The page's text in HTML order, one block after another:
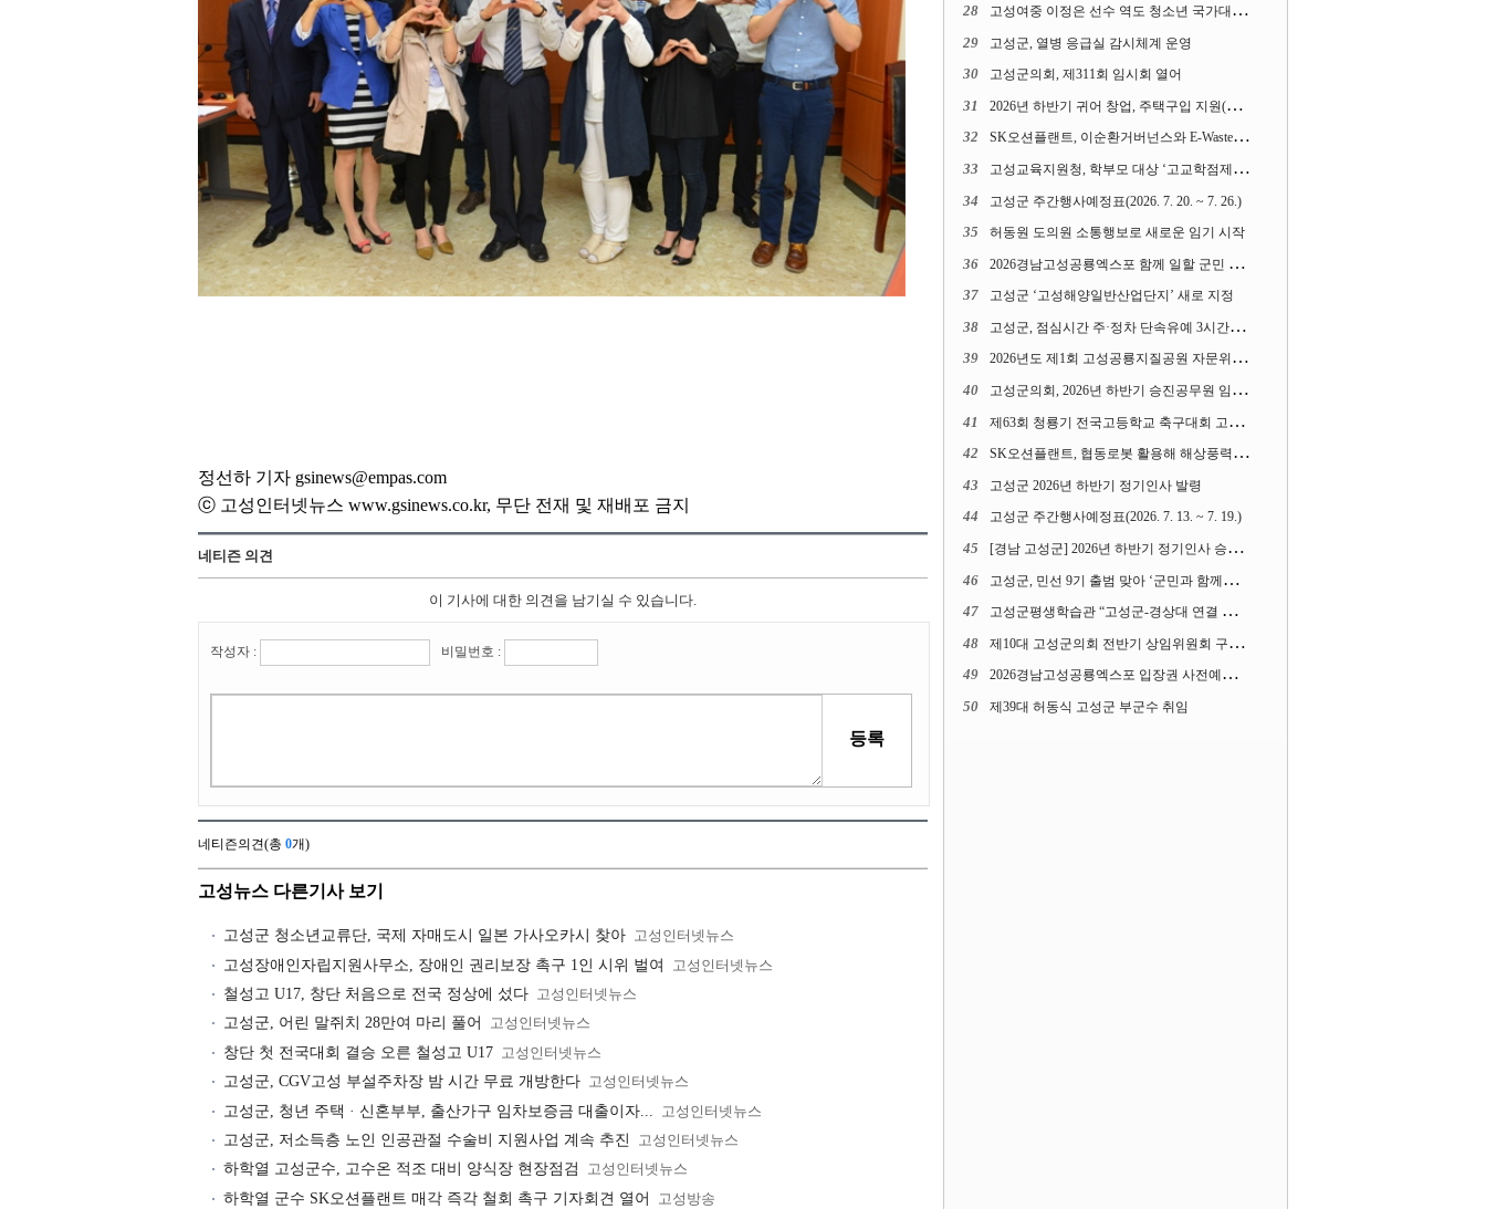
정선하 기자 gsinews@empas.com
ⓒ 고성인터넷뉴스 www.gsinews.co.kr, 무단 전재 및 재배포 금지
네티즌 의견
이 기사에 대한 의견을 남기실 수 있습니다.
작성자 : 비밀번호 :
네티즌의견(총 0개)
고성뉴스 다른기사 보기
고성군 청소년교류단, 국제 자매도시 일본 가사오카시 찾아 고성인터넷뉴스
고성장애인자립지원사무소, 장애인 권리보장 촉구 1인 시위 벌여
고성인터넷뉴스
철성고 U17, 창단 처음으로 전국 정상에 섰다 고성인터넷뉴스
고성군, 어린 말쥐치 28만여 마리 풀어
고성인터넷뉴스
창단 첫 전국대회 결승 오른 철성고 U17 고성인터넷뉴스
고성군, CGV고성 부설주차장 밤 시간 무료 개방한다 고성인터넷뉴스
고성군, 청년 주택 · 신혼부부, 출산가구 임차보증금 대출이자...
고성인터넷뉴스
고성군, 저소득층 노인 인공관절 수술비 지원사업 계속 추진
고성인터넷뉴스
하학열 고성군수, 고수온 적조 대비 양식장 현장점검
고성인터넷뉴스
하학열 군수 SK오션플랜트 매각 즉각 철회 촉구 기자회견 열어
고성방송
28 고성여중 이정은 선수 역도 청소년 국가대표에 뽑혀
29 고성군, 열병 응급실 감시체계 운영
30 고성군의회, 제311회 임시회 열어
31 2026년 하반기 귀어 창업, 주택구입 지원(융자) 사업대상자 모집
32 SK오션플랜트, 이순환거버넌스와 E-Waste Zero 업무협약
33 고성교육지원청, 학부모 대상 ‘고교학점제와 대입제도 설명회’ 열어
34 고성군 주간행사예정표(2026. 7. 20. ~ 7. 26.)
35 허동원 도의원 소통행보로 새로운 임기 시작
36 2026경남고성공룡엑스포 함께 일할 군민 모집
37 고성군 ‘고성해양일반산업단지’ 새로 지정
38 고성군, 점심시간 주·정차 단속유예 3시간으로 확대
39 2026년도 제1회 고성공룡지질공원 자문위원회 열어
40 고성군의회, 2026년 하반기 승진공무원 임용장 수여
41 제63회 청룡기 전국고등학교 축구대회 고성서 열린다
42 SK오션플랜트, 협동로봇 활용해 해상풍력 생산 혁신 속도 낸다
43 고성군 2026년 하반기 정기인사 발령
44 고성군 주간행사예정표(2026. 7. 13. ~ 7. 19.)
45 [경남 고성군] 2026년 하반기 정기인사 승진심사 결과
46 고성군, 민선 9기 출범 맞아 ‘군민과 함께하는 대전환 소통간담회’ 열어
47 고성군평생학습관 “고성군-경상대 연결 평생교육” 운영
48 제10대 고성군의회 전반기 상임위원회 구성 완료
49 2026경남고성공룡엑스포 입장권 사전예매 시작
50 제39대 허동식 고성군 부군수 취임